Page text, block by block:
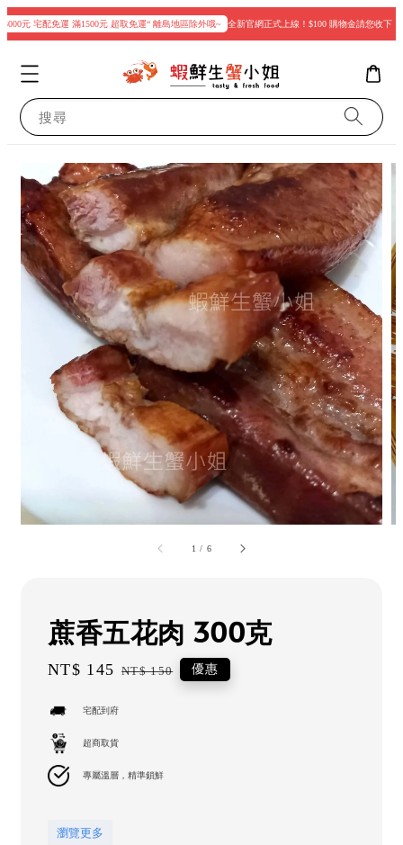
元 宅配免運 滿1500元 超取免運“ 離島地區除外哦~ 全新官網正式上線！$100 購物金請您收下
搜尋
1 / 6
蔗香五花肉 300克
Sale
NT$ 145 Regular
NT$ 150 優惠
宅配到府
超商取貨
專屬溫層，精準鎖鮮
瀏覽更多